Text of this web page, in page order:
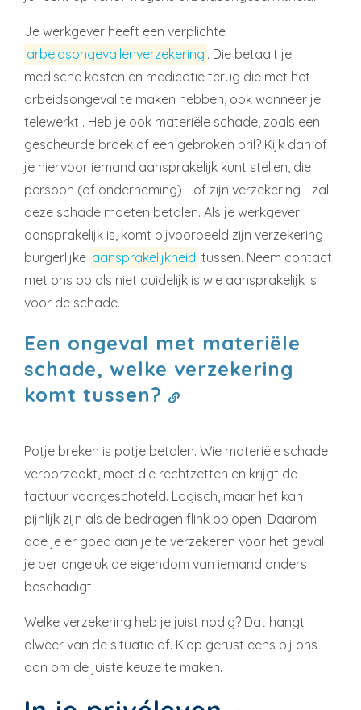
Je werkgever heeft een verplichte
arbeidsongevallenverzekering . Die betaalt je
medische kosten en medicatie terug die met het
arbeidsongeval te maken hebben, ook wanneer je
telewerkt . Heb je ook materiële schade, zoals een
gescheurde broek of een gebroken bril? Kijk dan of
je hiervoor iemand aansprakelijk kunt stellen, die
persoon (of onderneming) - of zijn verzekering - zal
deze schade moeten betalen. Als je werkgever
aansprakelijk is, komt bijvoorbeeld zijn verzekering
burgerlijke aansprakelijkheid tussen. Neem contact
met ons op als niet duidelijk is wie aansprakelijk is
voor de schade.
Een ongeval met materiële
schade, welke verzekering
komt tussen?
Potje breken is potje betalen. Wie materiële schade
veroorzaakt, moet die rechtzetten en krijgt de
factuur voorgeschoteld. Logisch, maar het kan
pijnlijk zijn als de bedragen flink oplopen. Daarom
doe je er goed aan je te verzekeren voor het geval
je per ongeluk de eigendom van iemand anders
beschadigt.
Welke verzekering heb je juist nodig? Dat hangt
alweer van de situatie af. Klop gerust eens bij ons
aan om de juiste keuze te maken.